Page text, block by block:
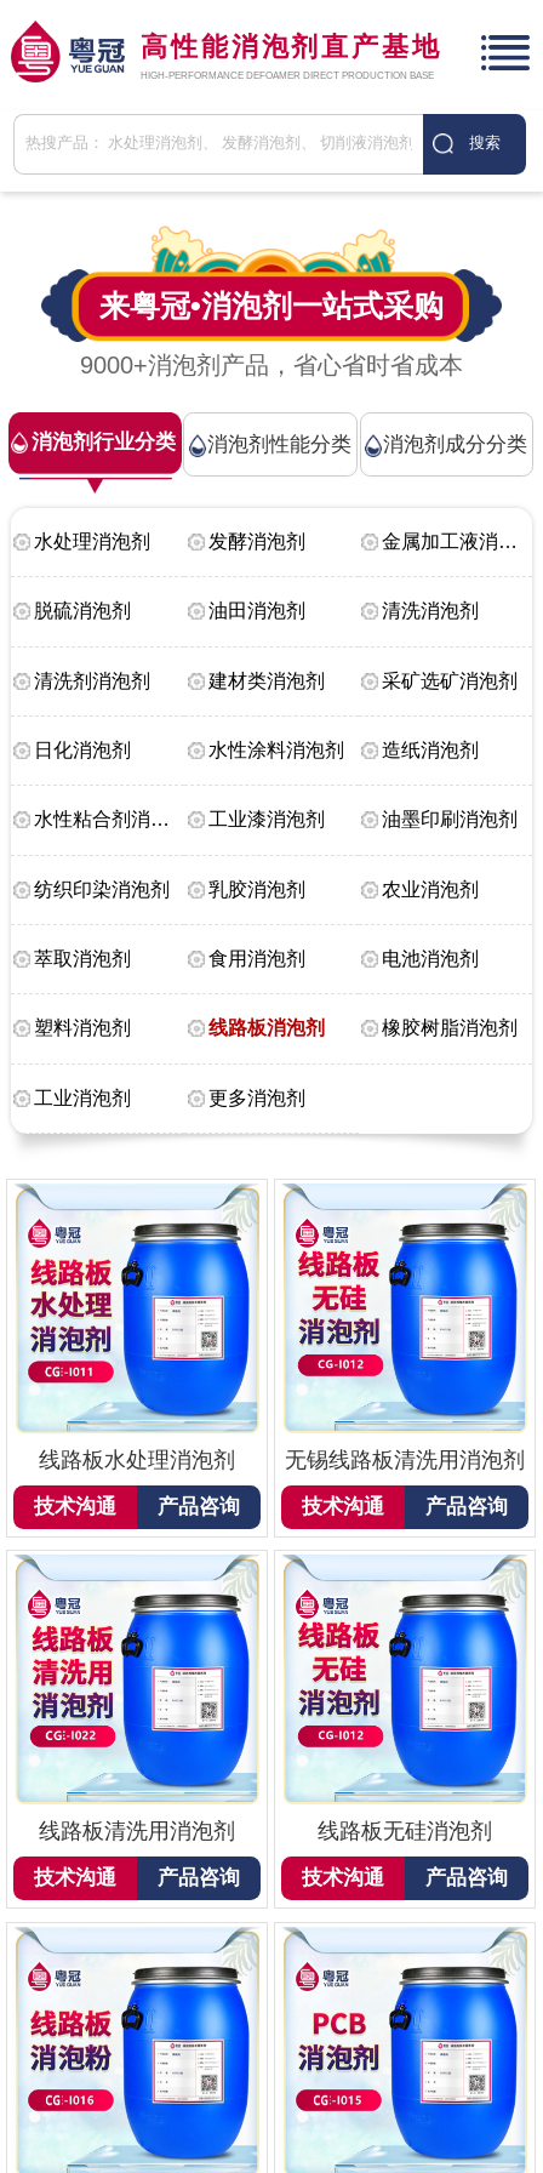
高性能消泡剂直产基地
HIGH-PERFORMANCE DEFOAMER DIRECT PRODUCTION BASE
来粤冠•消泡剂 一站式采购
9000+消泡剂产品，省心省时省成本
消泡剂行业分类
水处理消泡剂 发酵消泡剂 金属加工液消泡剂
脱硫消泡剂 油田消泡剂 清洗消泡剂
清洗剂消泡剂 建材类消泡剂 采矿选矿消泡剂
日化消泡剂 水性涂料消泡剂 造纸消泡剂
水性粘合剂消泡剂 工业漆消泡剂 油墨印刷消泡剂
纺织印染消泡剂 乳胶消泡剂 农业消泡剂
萃取消泡剂 食用消泡剂 电池消泡剂
塑料消泡剂 线路板消泡剂 橡胶树脂消泡剂
工业消泡剂 更多消泡剂
消泡剂性能分类 消泡剂成分分类
线路板水处理消泡剂
技术沟通 产品咨询
无锡线路板清洗用消泡剂
技术沟通 产品咨询
线路板清洗用消泡剂
技术沟通 产品咨询
线路板无硅消泡剂
技术沟通 产品咨询